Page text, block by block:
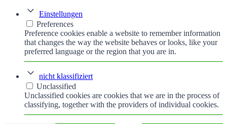
Einstellungen
Preferences
Preference cookies enable a website to remember information
that changes the way the website behaves or looks, like your
preferred language or the region that you are in.
nicht klassifiziert
Unclassified
Unclassified cookies are cookies that we are in the process of
classifying, together with the providers of individual cookies.